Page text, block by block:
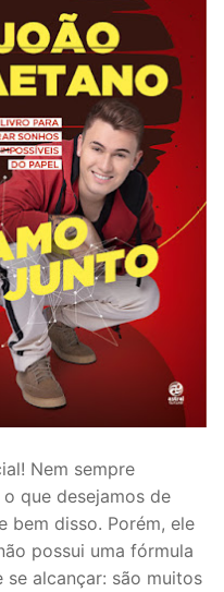
Nem sempre
que desejamos de
bem disso. Porém, ele
possui uma fórmula
alcançar: são muitos